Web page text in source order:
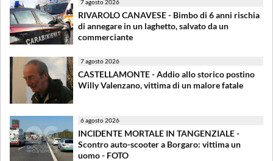
7 agosto 2026
RIVAROLO CANAVESE - Bimbo di 6 anni rischia
di annegare in un laghetto, salvato da un
commerciante
7 agosto 2026
CASTELLAMONTE - Addio allo storico postino
Willy Valenzano, vittima di un malore fatale
6 agosto 2026
INCIDENTE MORTALE IN TANGENZIALE -
Scontro auto-scooter a Borgaro: vittima un
uomo - FOTO